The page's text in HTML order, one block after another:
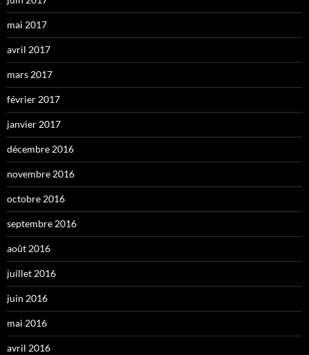
mai 2017
avril 2017
mars 2017
février 2017
janvier 2017
décembre 2016
novembre 2016
octobre 2016
septembre 2016
août 2016
juillet 2016
juin 2016
mai 2016
avril 2016